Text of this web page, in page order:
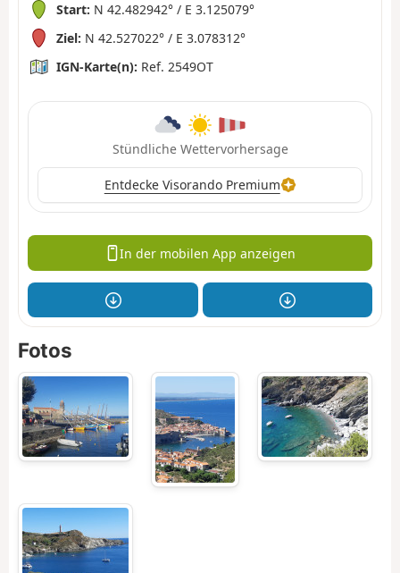
Start: N 42.482942° / E 3.125079°
Ziel: N 42.527022° / E 3.078312°
IGN-Karte(n): Ref. 2549OT
Stündliche Wettervorhersage
Entdecke Visorando Premium
In der mobilen App anzeigen
Fotos